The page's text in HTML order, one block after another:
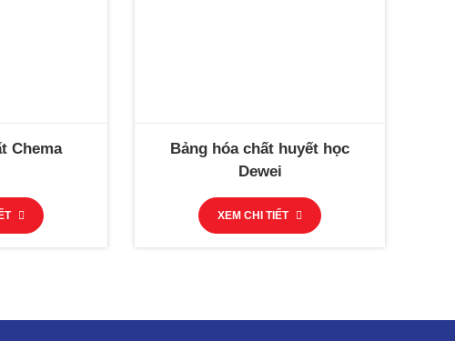
Chema
Bảng hóa chất huyết học
Dewei
XEM CHI TIẾT